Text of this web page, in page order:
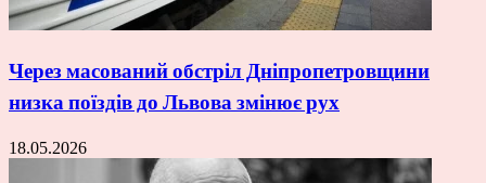
Через масований обстріл Дніпропетровщини
низка поїздів до Львова змінює рух
18.05.2026